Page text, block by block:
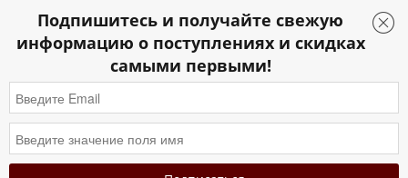
Подпишитесь и получайте свежую
информацию о поступлениях и скидках
самыми первыми!
Sidebar
toggle